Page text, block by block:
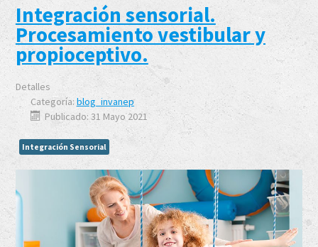
Integración sensorial.
Procesamiento vestibular y
propioceptivo.
Detalles
Categoría: blog_invanep
Publicado: 31 Mayo 2021
Integración Sensorial